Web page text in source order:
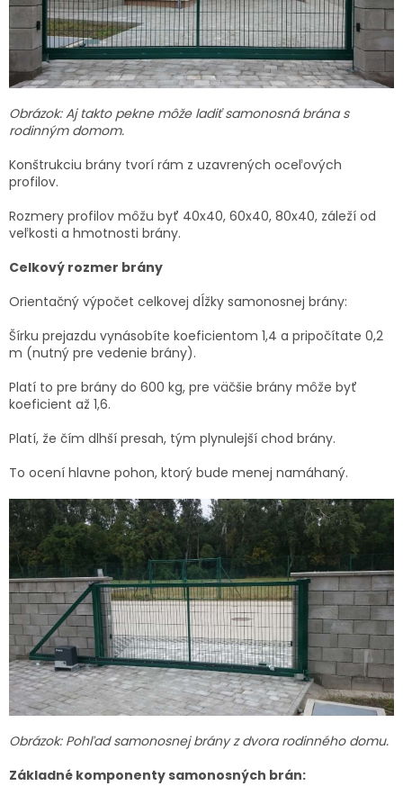
Obrázok: Aj takto pekne môže ladiť samonosná brána s
rodinným domom.
Konštrukciu brány tvorí rám z uzavrených oceľových
profilov.
Rozmery profilov môžu byť 40x40, 60x40, 80x40, záleží od
veľkosti a hmotnosti brány.
Celkový rozmer brány
Orientačný výpočet celkovej dĺžky samonosnej brány:
Šírku prejazdu vynásobíte koeficientom 1,4 a pripočítate 0,2
m (nutný pre vedenie brány).
Platí to pre brány do 600 kg, pre väčšie brány môže byť
koeficient až 1,6.
Platí, že čím dlhší presah, tým plynulejší chod brány.
To ocení hlavne pohon, ktorý bude menej namáhaný.
Obrázok: Pohľad samonosnej brány z dvora rodinného domu.
Základné komponenty samonosných brán: